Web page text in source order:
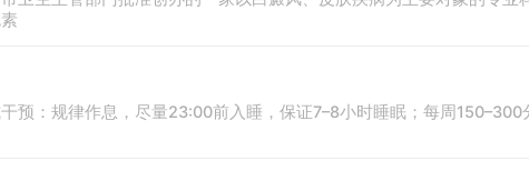
预：规律作息，尽量23:00前入睡，保证7–8小时睡眠；每周